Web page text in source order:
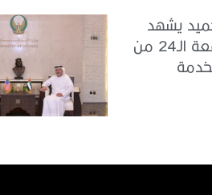
يشهد
تخريج الدفعة الـ24 من